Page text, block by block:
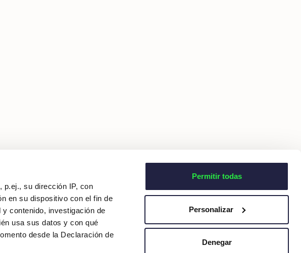
p.ej., su dirección IP, con
en su dispositivo con el fin de
contenido, investigación de
usa sus datos y con qué
desde la Declaración de
Permitir todas
Personalizar
Denegar